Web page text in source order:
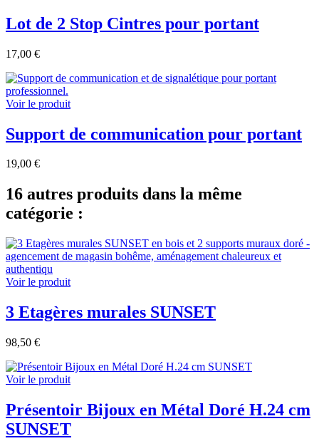
Lot de 2 Stop Cintres pour portant
17,00 €
Voir le produit
Support de communication pour portant
19,00 €
16 autres produits dans la même
catégorie :
Voir le produit
3 Etagères murales SUNSET
98,50 €
Voir le produit
Présentoir Bijoux en Métal Doré H.24 cm
SUNSET